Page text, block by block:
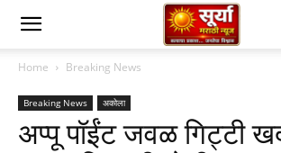
Home Breaking News
Breaking News अकोला
अप्पू पॉईंट जवळ गिट्टी